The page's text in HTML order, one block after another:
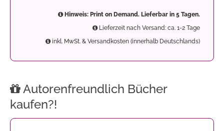
Hinweis: Print on Demand. Lieferbar in 5 Tagen.
Lieferzeit nach Versand: ca. 1-2 Tage
inkl. MwSt. & Versandkosten (innerhalb Deutschlands)
Autorenfreundlich Bücher
kaufen?!